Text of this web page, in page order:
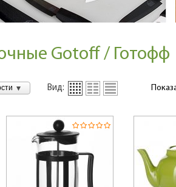
Gotoff / Готофф
Вид: